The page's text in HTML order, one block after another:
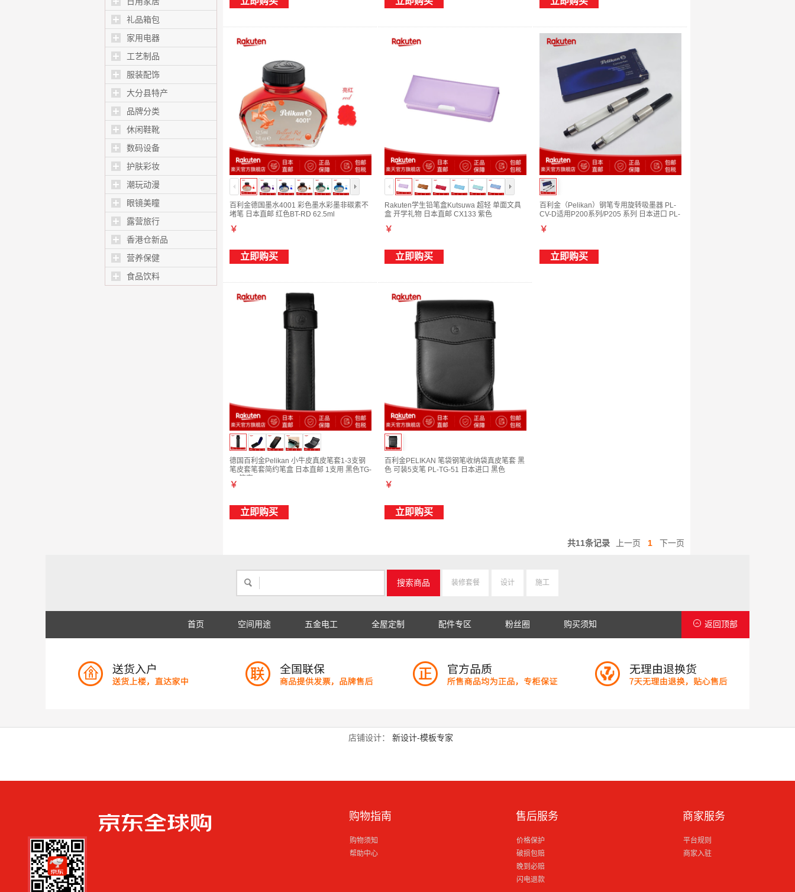
礼品箱包
家用电器
工艺制品
服装配饰
大分县特产
品牌分类
休闲鞋靴
数码设备
护肤彩妆
潮玩动漫
眼镜美瞳
露营旅行
香港仓新品
营养保健
食品饮料
百利金德国墨水4001 彩色墨水彩墨非碳素不
堵笔 日本直邮 红色BT-RD 62.5ml
￥
立即购买
Rakuten学生铅笔盒Kutsuwa 超轻 单面文具
盒 开学礼物 日本直邮 CX133 紫色
￥
立即购买
百利金（Pelikan）钢笔专用旋转吸墨器 PL-
CV-D适用P200系列/P205 系列 日本进口 PL-
￥
立即购买
德国百利金Pelikan 小牛皮真皮笔套1-3支钢
笔皮套笔套简约笔盒 日本直邮 1支用 黑色TG-
￥
立即购买
百利金PELIKAN 笔袋钢笔收纳袋真皮笔套 黑
色 可装5支笔 PL-TG-51 日本进口 黑色
￥
立即购买
共11条记录 上一页 1 下一页
搜索商品 装修套餐 设计 施工
返回顶部
首页 空间用途 五金电工 全屋定制 配件专区 粉丝圈 购买须知
店铺设计： 新设计-模板专家
购物指南
购物须知
帮助中心
售后服务
价格保护
破损包赔
晚到必赔
闪电退款
商家服务
平台规则
商家入驻
手机扫一扫，劲